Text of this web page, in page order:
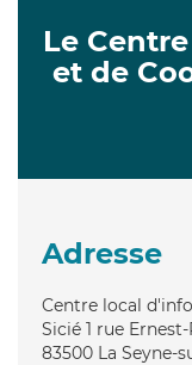
Le
et de
Adresse
Centre local
Sicié 1 rue
83500 La Seyne-